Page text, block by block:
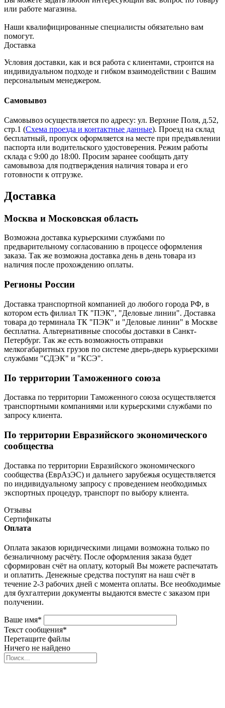
или работе магазина.
Наши квалифицированные специалисты обязательно вам
помогут.
Доставка
Условия доставки, как и вся работа с клиентами, строится на
индивидуальном подходе и гибком взаимодействии с Вашим
персональным менеджером.
Самовывоз
Самовывоз осуществляется по адресу: ул. Верхние Поля, д.52,
стр.1 (Схема проезда и контактные данные). Проезд на склад
бесплатный, пропуск оформляется на месте при предъявлении
паспорта или водительского удостоверения. Режим работы
склада с 9:00 до 18:00. Просим заранее сообщать дату
самовывоза для подтверждения наличия товара и его
готовности к отгрузке.
Доставка
Москва и Московская область
Возможна доставка курьерскими службами по
предварительному согласованию в процессе оформления
заказа. Так же возможна доставка день в день товара из
наличия после прохождению оплаты.
Регионы России
Доставка транспортной компанией до любого города РФ, в
котором есть филиал ТК "ПЭК", "Деловые линии". Доставка
товара до терминала ТК "ПЭК" и "Деловые линии" в Москве
бесплатна. Альтернативные способы доставки в Санкт-
Петербург. Так же есть возможность отправки
мелкогабаритных грузов по системе дверь-дверь курьерскими
службами "СДЭК" и "КСЭ".
По территории Таможенного союза
Доставка по территории Таможенного союза осуществляется
транспортными компаниями или курьерскими службами по
запросу клиента.
По территории Евразийского экономического
сообщества
Доставка по территории Евразийского экономического
сообщества (ЕврАзЭС) и дальнего зарубежья осуществляется
по индивидуальному запросу с проведением необходимых
экспортных процедур, транспорт по выбору клиента.
Отзывы
Сертификаты
Оплата
Оплата заказов юридическими лицами возможна только по
безналичному расчёту. После оформления заказа будет
сформирован счёт на оплату, который Вы можете распечатать
и оплатить. Денежные средства поступят на наш счёт в
течение 2-3 рабочих дней с момента оплаты. Все необходимые
для бухгалтерии документы выдаются вместе с заказом при
получении.
Ваше имя*
Текст сообщения*
Перетащите файлы
Ничего не найдено